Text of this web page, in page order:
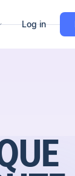
Log in